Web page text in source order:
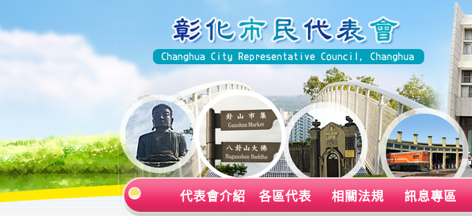
代表會介紹 各區代表 相關法規 訊息專區